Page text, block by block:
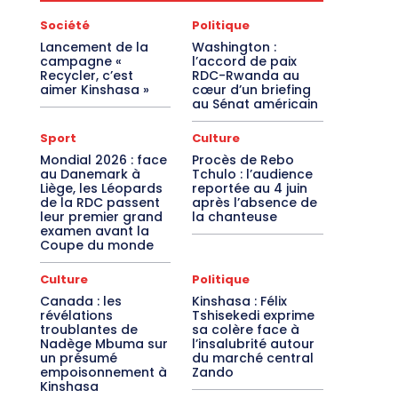
Société
Lancement de la
campagne «
Recycler, c’est
aimer Kinshasa »
Politique
Washington :
l’accord de paix
RDC-Rwanda au
cœur d’un briefing
au Sénat américain
Sport
Mondial 2026 : face
au Danemark à
Liège, les Léopards
de la RDC passent
leur premier grand
examen avant la
Coupe du monde
Culture
Procès de Rebo
Tchulo : l’audience
reportée au 4 juin
après l’absence de
la chanteuse
Culture
Canada : les
révélations
troublantes de
Nadège Mbuma sur
un présumé
empoisonnement à
Kinshasa
Politique
Kinshasa : Félix
Tshisekedi exprime
sa colère face à
l’insalubrité autour
du marché central
Zando